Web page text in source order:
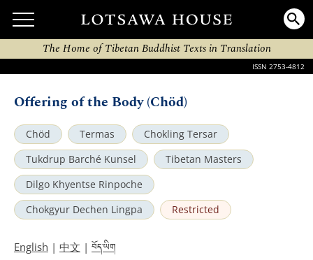
The Home of Tibetan Buddhist Texts in Translation
ISSN 2753-4812
Offering of the Body (Chöd)
Chöd Termas
Chokling Tersar
Tukdrup Barché Kunsel
Tibetan Masters
Dilgo Khyentse Rinpoche
Chokgyur Dechen Lingpa
Restricted
English | 中文 | བོད་ཡིག